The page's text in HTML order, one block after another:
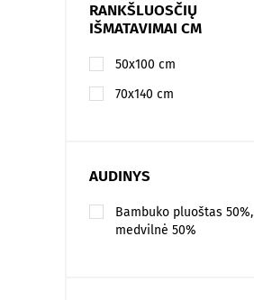
RANKŠLUOSČIŲ
IŠMATAVIMAI CM
50x100 cm
70x140 cm
AUDINYS
Bambuko pluoštas 50%,
medvilnė 50%